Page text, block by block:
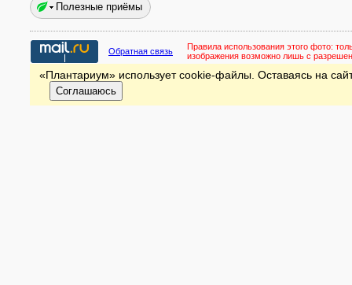
Полезные приёмы
Обратная связь Правила использования этого фото:
изображения возможно лишь с
«Плантариум» использует cookie-файлы. Оставаясь на
Соглашаюсь